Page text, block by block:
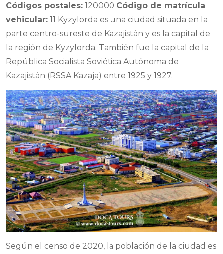
Códigos postales: 120000 Código de matrícula
vehicular: 11 Kyzylorda es una ciudad situada en la
parte centro-sureste de Kazajistán y es la capital de
la región de Kyzylorda. También fue la capital de la
República Socialista Soviética Autónoma de
Kazajistán (RSSA Kazaja) entre 1925 y 1927.
Según el censo de 2020, la población de la ciudad es